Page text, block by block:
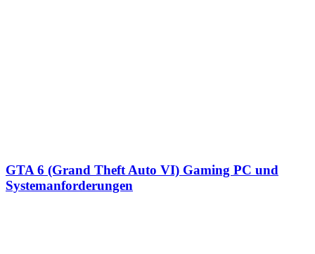
GTA 6 (Grand Theft Auto VI) Gaming PC und
Systemanforderungen